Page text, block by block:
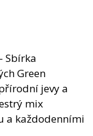
Sbírka
Green
jevy a
mix
a každodenními